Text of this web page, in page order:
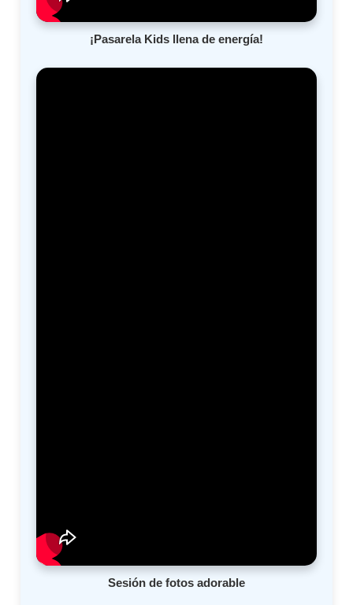
¡Pasarela Kids llena de energía!
Sesión de fotos adorable